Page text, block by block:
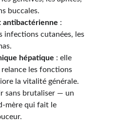
buccales.
:
infections cutanées, les
hépatique : elle
les fonctions
la vitalité générale.
sans brutaliser — un
mère qui fait le